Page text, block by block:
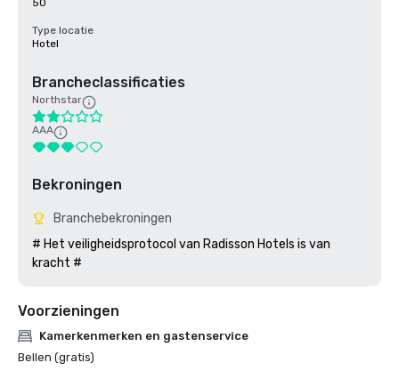
50
Type locatie
Hotel
Brancheclassificaties
Northstar
AAA
Bekroningen
Branchebekroningen
# Het veiligheidsprotocol van Radisson Hotels is van
kracht #
Voorzieningen
Kamerkenmerken en gastenservice
Bellen (gratis)